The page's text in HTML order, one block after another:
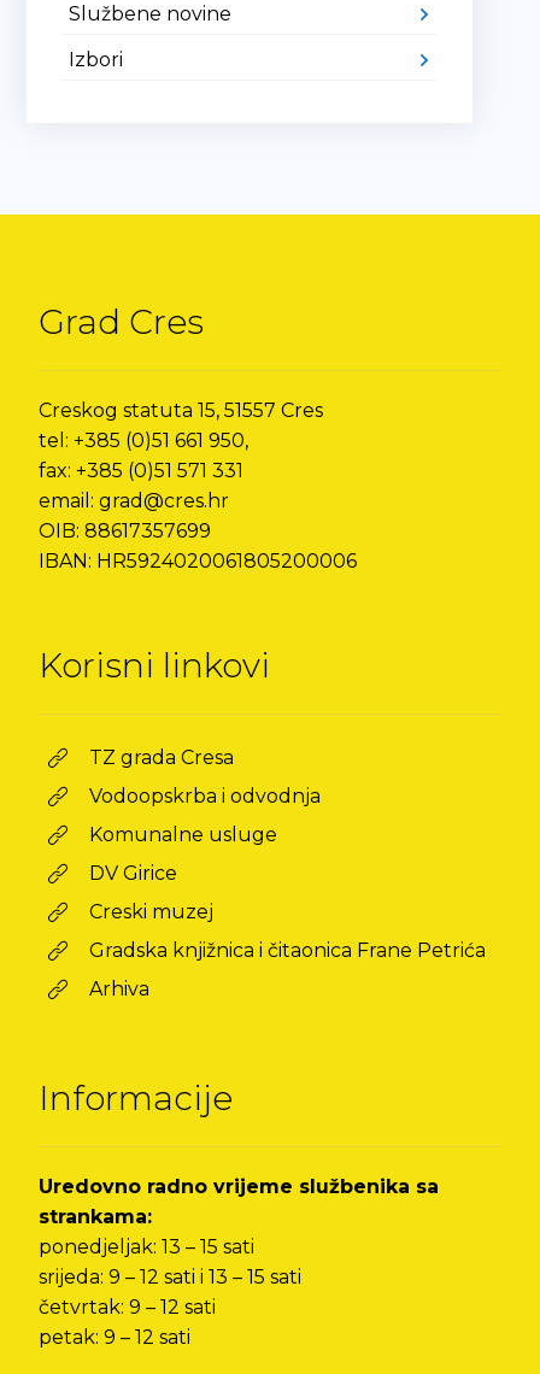
Službene novine
Izbori
Grad Cres
Creskog statuta 15, 51557 Cres
tel: +385 (0)51 661 950,
fax: +385 (0)51 571 331
email: grad@cres.hr
OIB: 88617357699
IBAN: HR5924020061805200006
Korisni linkovi
TZ grada Cresa
Vodoopskrba i odvodnja
Komunalne usluge
DV Girice
Creski muzej
Gradska knjižnica i čitaonica Frane Petrića
Arhiva
Informacije
Uredovno radno vrijeme službenika sa
strankama:
ponedjeljak: 13 – 15 sati
srijeda: 9 – 12 sati i 13 – 15 sati
četvrtak: 9 – 12 sati
petak: 9 – 12 sati